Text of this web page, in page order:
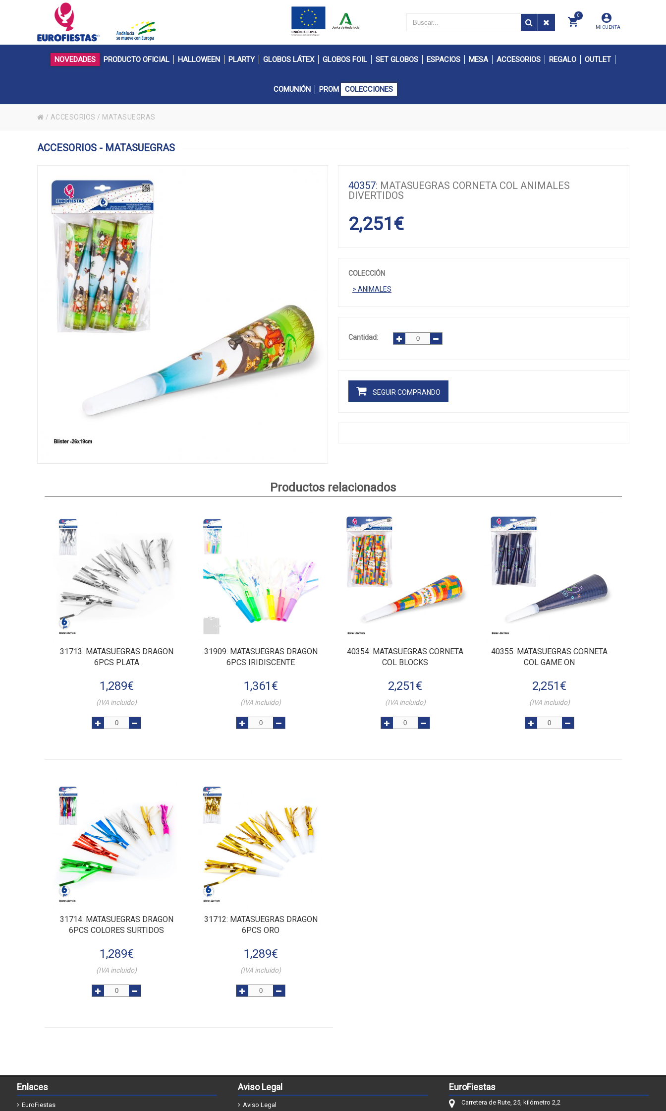
MI CUENTA
0
NOVEDADES PRODUCTO OFICIAL HALLOWEEN PLARTY GLOBOS LÁTEX GLOBOS FOIL SET GLOBOS ESPACIOS MESA ACCESORIOS REGALO OUTLET
COMUNIÓN PROM COLECCIONES
/ ACCESORIOS / MATASUEGRAS
ACCESORIOS - MATASUEGRAS
40357: MATASUEGRAS CORNETA COL ANIMALES
DIVERTIDOS
2,251€
COLECCIÓN
> ANIMALES
Cantidad:
SEGUIR COMPRANDO
Productos relacionados
31713: MATASUEGRAS DRAGON
6PCS PLATA
1,289€
(IVA incluido)
31909: MATASUEGRAS DRAGON
6PCS IRIDISCENTE
1,361€
(IVA incluido)
40354: MATASUEGRAS CORNETA
COL BLOCKS
2,251€
(IVA incluido)
40355: MATASUEGRAS CORNETA
COL GAME ON
2,251€
(IVA incluido)
31714: MATASUEGRAS DRAGON
6PCS COLORES SURTIDOS
1,289€
(IVA incluido)
31712: MATASUEGRAS DRAGON
6PCS ORO
1,289€
(IVA incluido)
Enlaces
EuroFiestas
Aviso Legal
Aviso Legal
EuroFiestas
Carretera de Rute, 25, kilómetro 2,2